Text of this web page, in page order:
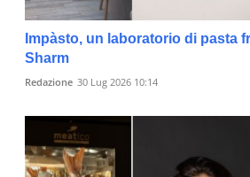
Impàsto, un laboratorio di pasta
Sharm
Redazione 30 Lug 2026 10:14